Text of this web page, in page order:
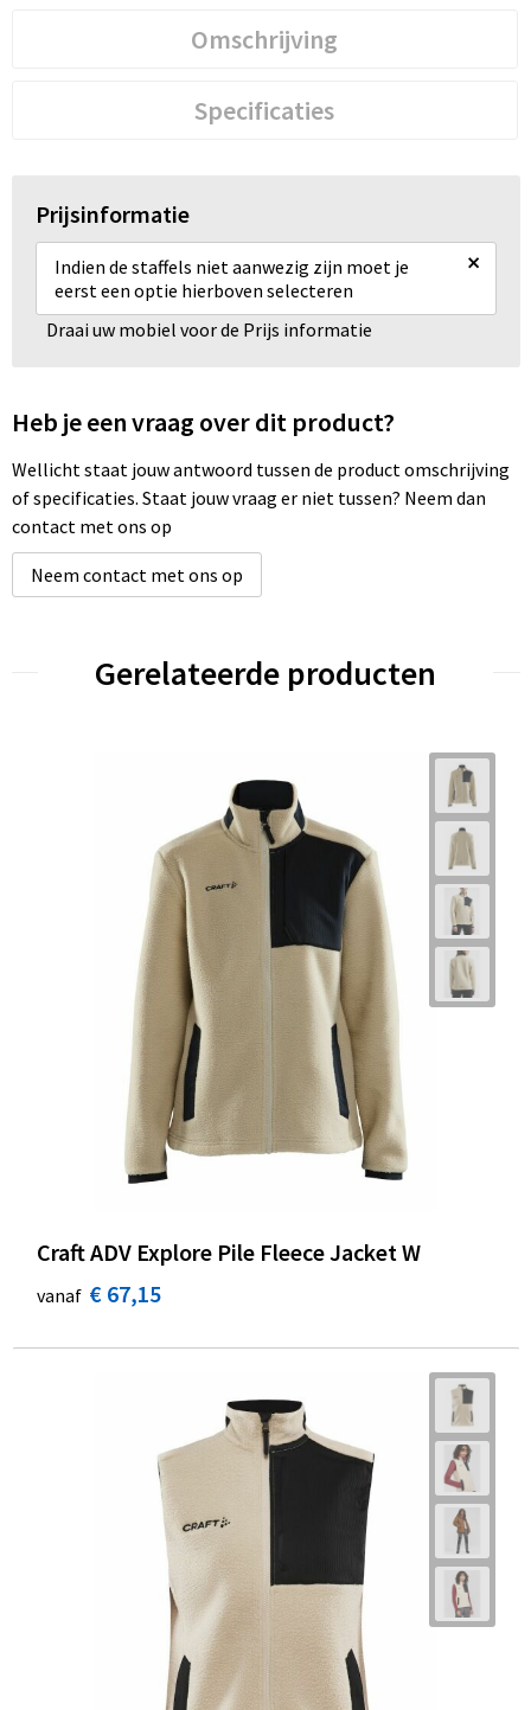
Omschrijving
Specificaties
Prijsinformatie
Indien de staffels niet aanwezig zijn moet je
eerst een optie hierboven selecteren
×
Draai uw mobiel voor de Prijs informatie
Heb je een vraag over dit product?
Wellicht staat jouw antwoord tussen de product omschrijving
of specificaties. Staat jouw vraag er niet tussen? Neem dan
contact met ons op
Neem contact met ons op
Gerelateerde producten
Craft ADV Explore Pile Fleece Jacket W
vanaf € 67,15